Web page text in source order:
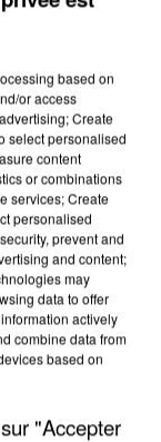
REFUGES
based on
or access
Create
select personalised
content
or combinations
services; Create
personalised
prevent and
and content;
may
data to offer
actively
combine data from
based on
"Accepter